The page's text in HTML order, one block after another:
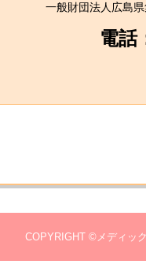
一般財団法人広島
電話
COPYRIGHT ©メディッ